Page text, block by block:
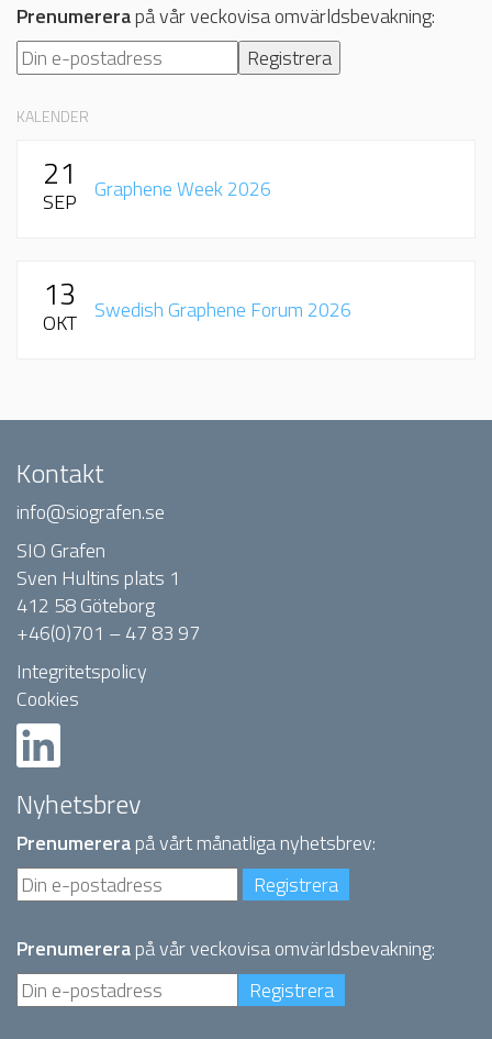
Prenumererapå vår veckovisa omvärldsbevakning:
KALENDER
21
SEP Graphene Week 2026
13
OKT Swedish Graphene Forum 2026
Kontakt
info@siografen.se
SIO Grafen
Sven Hultins plats 1
412 58 Göteborg
+46(0)701 – 47 83 97
Integritetspolicy
Cookies
Nyhetsbrev
Prenumererapå vårt månatliga nyhetsbrev:
Prenumererapå vår veckovisa omvärldsbevakning: